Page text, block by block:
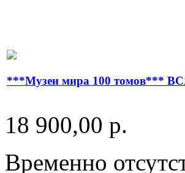
***Музеи мира 100 томов***
18 900,00 р.
Временно